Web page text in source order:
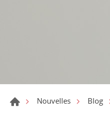
Nouvelles Blog